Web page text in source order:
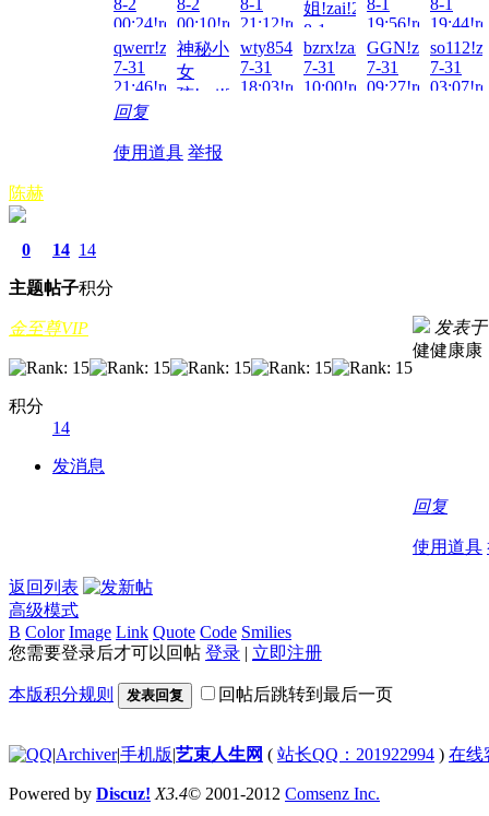
05:06!read!01:49!read!
8-2
00:24!read!
8-2
00:10!read!
8-1
21:12!read!
姐!zai!2026-
8-1
20:03!read!
8-1
19:56!read!
8-1
qwerr!zai!2026-
7-31
21:46!read!
神秘小
女
孩!zai!2026-
wty854414!zai!2026-
7-31
18:03!read!
bzrx!zai!2026-
7-31
10:00!read!
GGN!zai!2026-
7-31
09:27!read!
7-31
回复
使用道具 举报
陈赫
0
主题
14
帖子
14
积分
金至尊VIP
积分
14
发消息
发表于
健健康康
回复
使用道具
返回列表
高级模式
B Color Image Link Quote Code Smilies
您需要登录后才可以回帖 登录 | 立即注册
本版积分规则 发表回复 回帖后跳转到最后一页
|Archiver|手机版|艺束人生网 ( 站长QQ：201922994 ) 在线
Powered by Discuz! X3.4© 2001-2012 Comsenz Inc.